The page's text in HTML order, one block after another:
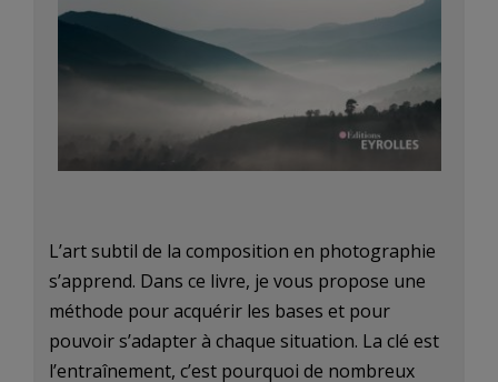
L’art subtil de la composition en photographie
s’apprend. Dans ce livre, je vous propose une
méthode pour acquérir les bases et pour
pouvoir s’adapter à chaque situation. La clé est
l’entraînement, c’est pourquoi de nombreux